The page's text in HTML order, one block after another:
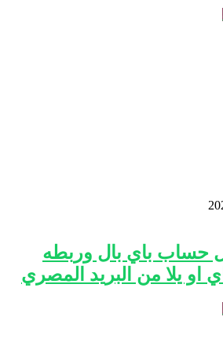
حساب باي بال وربطه
او يلا من البريد المصري